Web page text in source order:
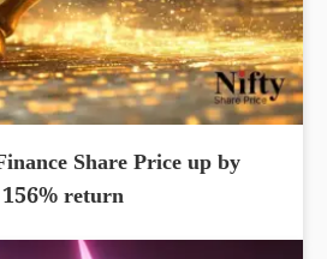
Share Price up by
return